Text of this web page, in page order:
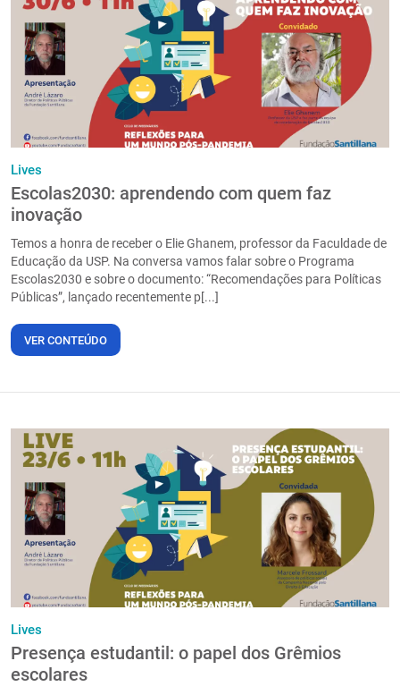
PT
Lives
Escolas2030: aprendendo com quem faz
inovação
Temos a honra de receber o Elie Ghanem, professor da Faculdade de
Educação da USP. Na conversa vamos falar sobre o Programa
Escolas2030 e sobre o documento: “Recomendações para Políticas
Públicas”, lançado recentemente p[...]
VER CONTEÚDO
Lives
Presença estudantil: o papel dos Grêmios
escolares